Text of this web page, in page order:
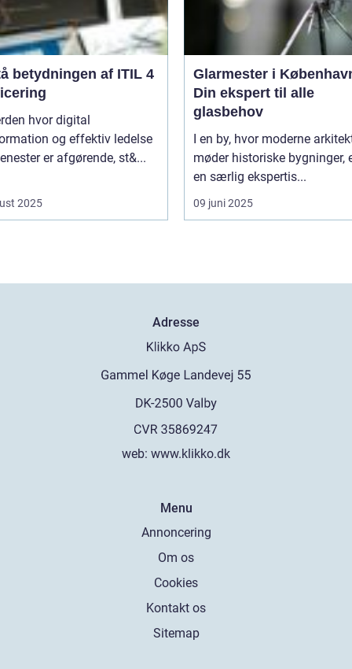
betydningen af ITIL 4
hvor digital
og effektiv ledelse
er afgørende, st&...
2025
Glarmester i
Din ekspert til alle
glasbehov
I en by, hvor moderne
møder historiske bygninger,
en særlig ekspertis...
09 juni 2025
Adresse
web: www.klikko.dk
Menu
Annoncering
Om os
Cookies
Kontakt os
Sitemap